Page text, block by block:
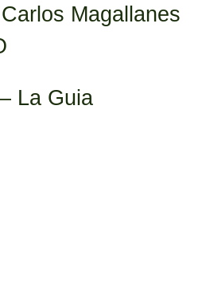
Magallanes
La Guia